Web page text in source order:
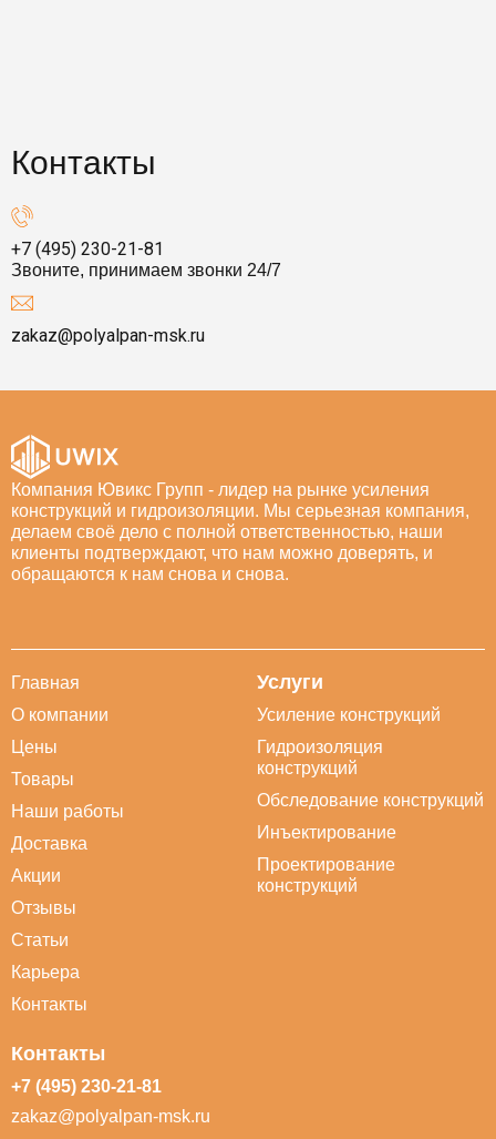
Контакты
+7 (495) 230-21-81
Звоните, принимаем звонки 24/7
zakaz@polyalpan-msk.ru
Компания Ювикс Групп - лидер на рынке усиления
конструкций и гидроизоляции. Мы серьезная компания,
делаем своё дело с полной ответственностью, наши
клиенты подтверждают, что нам можно доверять, и
обращаются к нам снова и снова.
Главная
О компании
Цены
Товары
Наши работы
Доставка
Акции
Отзывы
Статьи
Карьера
Контакты
Услуги
Усиление конструкций
Гидроизоляция
конструкций
Обследование конструкций
Инъектирование
Проектирование
конструкций
Контакты
+7 (495) 230-21-81
zakaz@polyalpan-msk.ru